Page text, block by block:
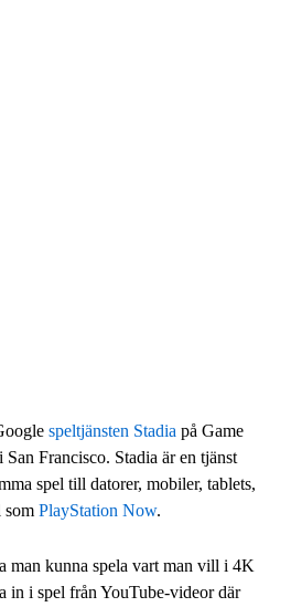
speltjänsten Stadia på Game
Francisco. Stadia är en tjänst
spel till datorer, mobiler, tablets,
som PlayStation Now.
man kunna spela vart man vill i 4K
in i spel från YouTube-videor där